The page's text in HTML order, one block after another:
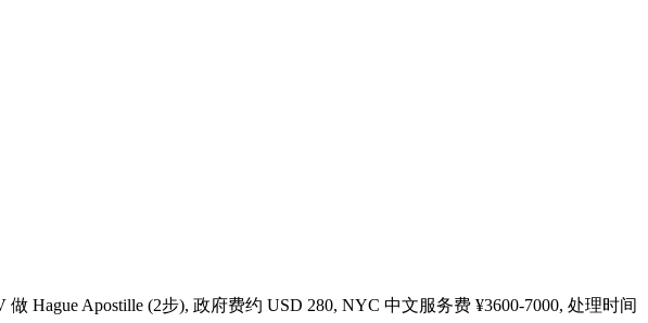
做 Hague Apostille (2步), 政府费约 USD 280, NYC 中文服务费 ¥3600-7000, 处理时间